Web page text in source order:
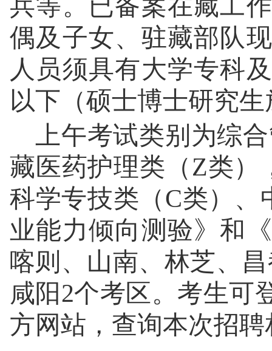
兵等。已备案在藏工
偶及子女、驻藏部队
人员须具有大学专科
以下（硕士博士研究
上午考试类别为综
藏医药护理类（Z类）
科学专技类（C类）
业能力倾向测验》和
喀则、山南、林芝、
咸阳2个考区。考生可
方网站，查询本次招